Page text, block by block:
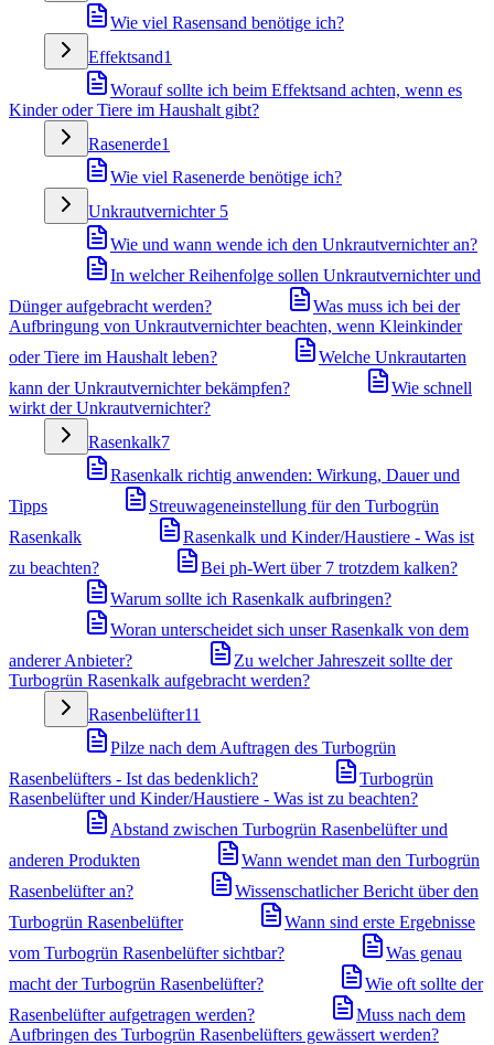
Wie viel Rasensand benötige ich?
Effektsand1
Worauf sollte ich beim Effektsand achten, wenn es
Kinder oder Tiere im Haushalt gibt?
Rasenerde1
Wie viel Rasenerde benötige ich?
Unkrautvernichter 5
Wie und wann wende ich den Unkrautvernichter an?
In welcher Reihenfolge sollen Unkrautvernichter und
Dünger aufgebracht werden?
Was muss ich bei der
Aufbringung von Unkrautvernichter beachten, wenn Kleinkinder
oder Tiere im Haushalt leben?
Welche Unkrautarten
kann der Unkrautvernichter bekämpfen?
Wie schnell
wirkt der Unkrautvernichter?
Rasenkalk7
Rasenkalk richtig anwenden: Wirkung, Dauer und
Tipps
Streuwageneinstellung für den Turbogrün
Rasenkalk
Rasenkalk und Kinder/Haustiere - Was ist
zu beachten?
Bei ph-Wert über 7 trotzdem kalken?
Warum sollte ich Rasenkalk aufbringen?
Woran unterscheidet sich unser Rasenkalk von dem
anderer Anbieter?
Zu welcher Jahreszeit sollte der
Turbogrün Rasenkalk aufgebracht werden?
Rasenbelüfter11
Pilze nach dem Auftragen des Turbogrün
Rasenbelüfters - Ist das bedenklich?
Turbogrün
Rasenbelüfter und Kinder/Haustiere - Was ist zu beachten?
Abstand zwischen Turbogrün Rasenbelüfter und
anderen Produkten
Wann wendet man den Turbogrün
Rasenbelüfter an?
Wissenschatlicher Bericht über den
Turbogrün Rasenbelüfter
Wann sind erste Ergebnisse
vom Turbogrün Rasenbelüfter sichtbar?
Was genau
macht der Turbogrün Rasenbelüfter?
Wie oft sollte der
Rasenbelüfter aufgetragen werden?
Muss nach dem
Aufbringen des Turbogrün Rasenbelüfters gewässert werden?